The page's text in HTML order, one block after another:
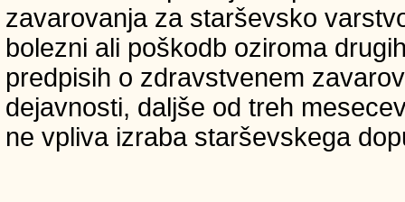
zavarovanja za starševsko
bolezni ali poškodb oziroma
predpisih o zdravstvenem
dejavnosti, daljše od treh
ne vpliva izraba starševskega